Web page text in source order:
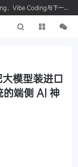
、Vibe Coding与下一代
模型装进口
端侧 AI 神